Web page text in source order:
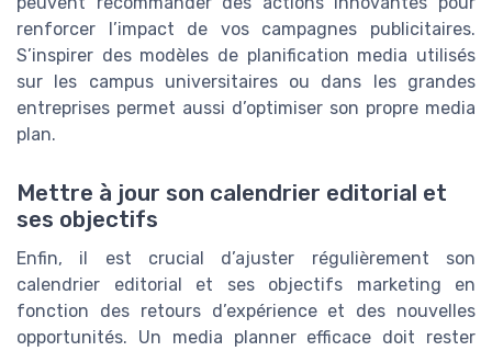
renforcer l’impact de vos campagnes publicitaires.
S’inspirer des modèles de planification media utilisés
sur les campus universitaires ou dans les grandes
entreprises permet aussi d’optimiser son propre media
plan.
Mettre à jour son calendrier editorial et
ses objectifs
Enfin, il est crucial d’ajuster régulièrement son
calendrier editorial et ses objectifs marketing en
fonction des retours d’expérience et des nouvelles
opportunités. Un media planner efficace doit rester